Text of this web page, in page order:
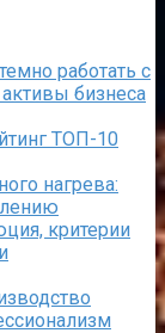
работать с
бизнеса
ТОП-10
нагрева:
критерии